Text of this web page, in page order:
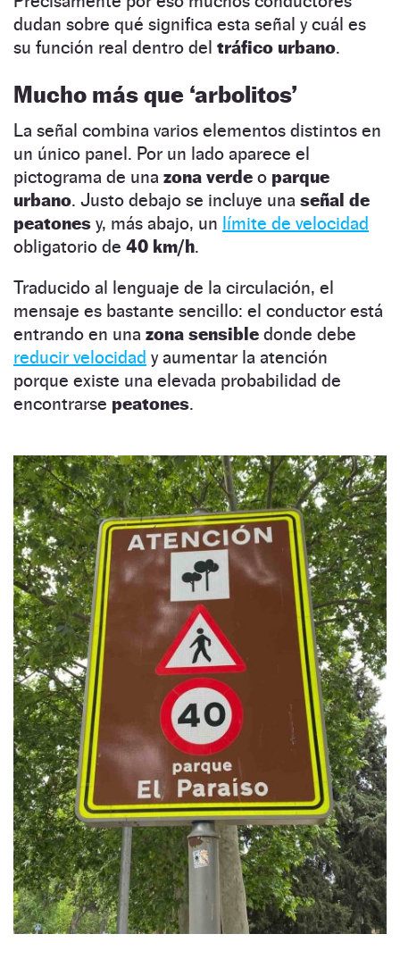
dudan sobre qué significa esta señal y cuál es
su función real dentro del tráfico urbano.
Mucho más que ‘arbolitos’
La señal combina varios elementos distintos en
un único panel. Por un lado aparece el
pictograma de una zona verde o parque
urbano. Justo debajo se incluye una señal de
peatones y, más abajo, un límite de velocidad
obligatorio de 40 km/h.
Traducido al lenguaje de la circulación, el
mensaje es bastante sencillo: el conductor está
entrando en una zona sensible donde debe
reducir velocidad y aumentar la atención
porque existe una elevada probabilidad de
encontrarse peatones.